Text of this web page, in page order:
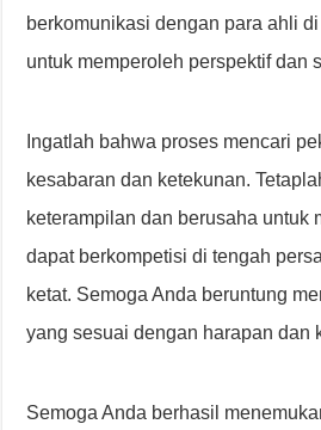
berkomunikasi dengan para ahli
untuk memperoleh perspektif dan
Ingatlah bahwa proses mencari
kesabaran dan ketekunan.
keterampilan dan berusaha untuk
dapat berkompetisi di tengah
ketat. Semoga Anda beruntung
yang sesuai dengan harapan dan
Semoga Anda berhasil